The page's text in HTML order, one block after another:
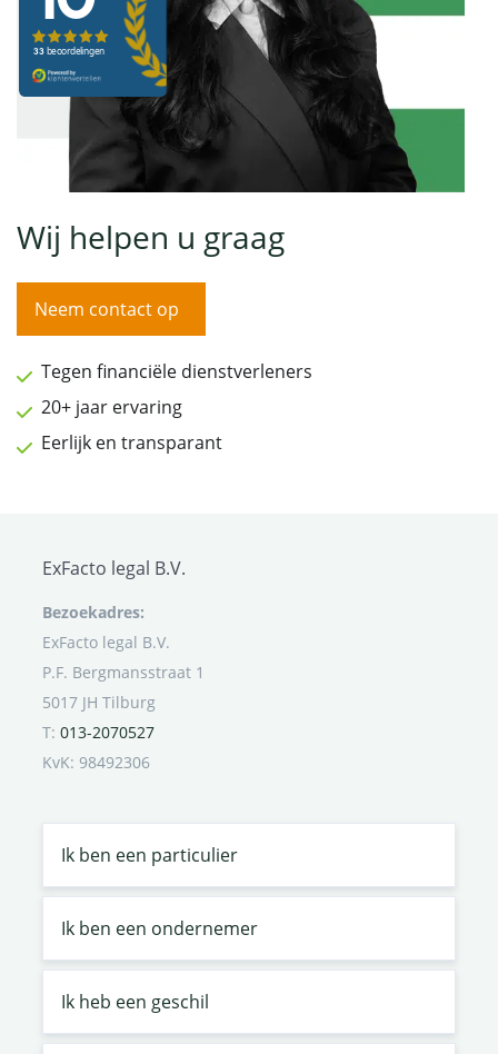
Wij helpen u graag
Neem contact op
Tegen financiële dienstverleners
20+ jaar ervaring
Eerlijk en transparant
ExFacto legal B.V.
Bezoekadres:
ExFacto legal B.V.
P.F. Bergmansstraat 1
5017 JH Tilburg
T: 013-2070527
KvK: 98492306
Ik ben een particulier
Ik ben een ondernemer
Ik heb een geschil